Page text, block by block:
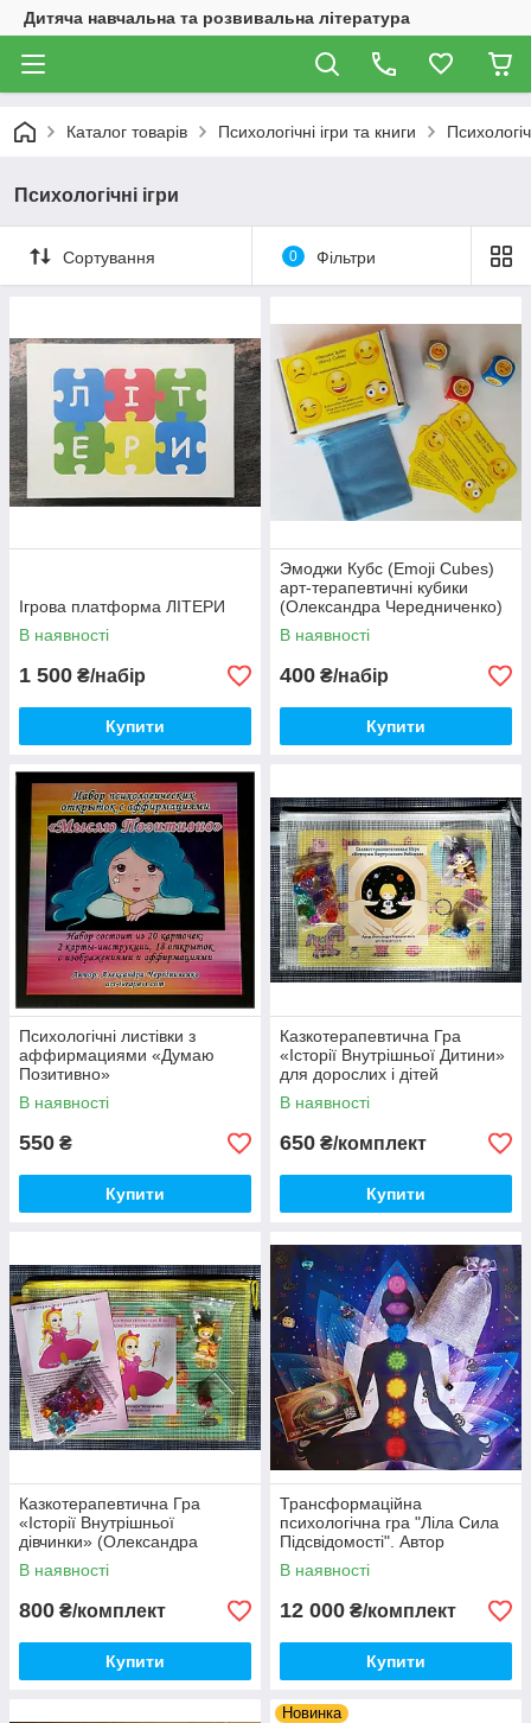
Дитяча навчальна та розвивальна література
Каталог товарів Психологічні ігри та книги
Психологічні ігри
Сортування 0 Фільтри
Ігрова платформа ЛІТЕРИ
В наявності
1 500 ₴/набір
Купити
Эмоджи Кубс (Emoji Cubes)
арт-терапевтичні кубики
(Олександра Чередниченко)
В наявності
400 ₴/набір
Купити
Психологічні листівки з
аффирмациями «Думаю
Позитивно»
В наявності
550 ₴
Купити
Казкотерапевтична Гра
«Історії Внутрішньої Дитини»
для дорослих і дітей
(Олександра Чередниченко)
В наявності
650 ₴/комплект
Купити
Казкотерапевтична Гра
«Історії Внутрішньої
дівчинки» (Олександра
Чередниченко)
В наявності
800 ₴/комплект
Купити
Трансформаційна
психологічна гра "Ліла Сила
Підсвідомості". Автор
Олександра Чередниченко
В наявності
12 000 ₴/комплект
Купити
Новинка